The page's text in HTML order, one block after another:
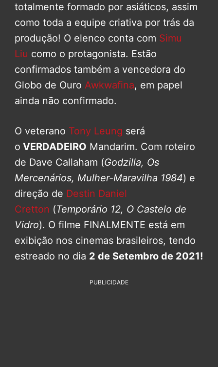
totalmente formado por asiáticos, assim
como toda a equipe criativa por trás da
produção! O elenco conta com Simu
Liu como o protagonista. Estão
confirmados também a vencedora do
Globo de Ouro Awkwafina, em papel
ainda não confirmado.
O veterano Tony Leung será
o VERDADEIRO Mandarim. Com roteiro
de Dave Callaham (Godzilla, Os
Mercenários, Mulher-Maravilha 1984) e
direção de Destin Daniel
Cretton (Temporário 12, O Castelo de
Vidro). O filme FINALMENTE está em
exibição nos cinemas brasileiros, tendo
estreado no dia 2 de Setembro de 2021!
PUBLICIDADE